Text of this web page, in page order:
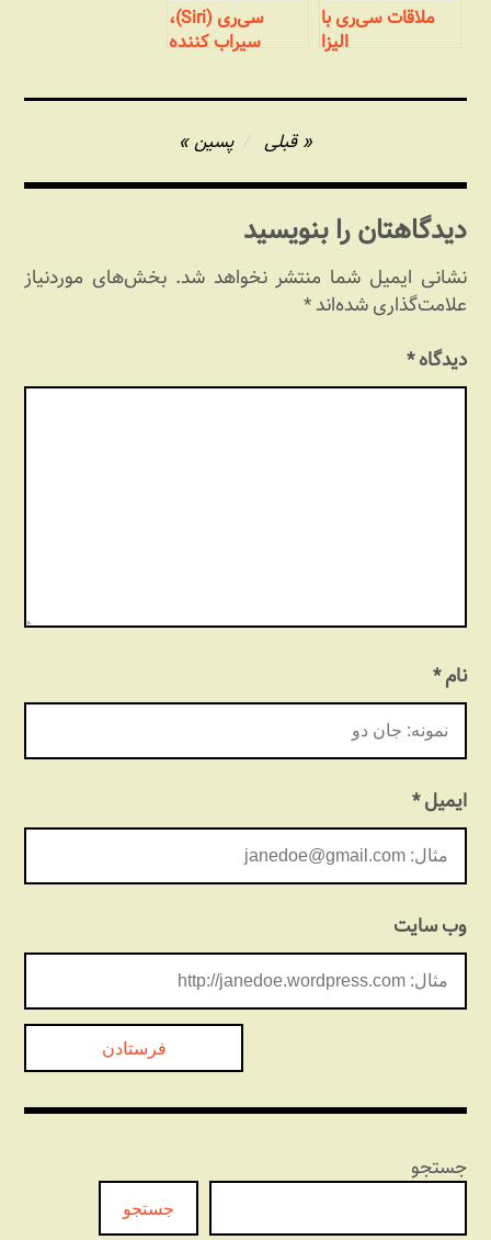
ملاقات سی‌ری با
الیزا
سی‌ری (Siri)،
سیراب کننده
نوشته
قبلی پسین
دیدگاهتان را بنویسید
نشانی ایمیل شما منتشر نخواهد شد. بخش‌های موردنیاز
علامت‌گذاری شده‌اند*
دیدگاه*
نام*
ایمیل*
وب‌ سایت
جستجو
جستجو